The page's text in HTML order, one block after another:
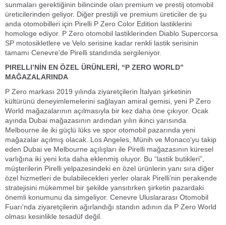
sunmaları gerektiğinin bilincinde olan premium ve prestij otomobil
üreticilerinden geliyor. Diğer prestijli ve premium üreticiler de şu
anda otomobilleri için Pirelli P Zero Color Edition lastiklerini
homologe ediyor. P Zero otomobil lastiklerinden Diablo Supercorsa
SP motosikletlere ve Velo serisine kadar renkli lastik serisinin
tamamı Cenevre’de Pirelli standında sergileniyor.
PIRELLI’NİN EN ÖZEL ÜRÜNLERİ, “P ZERO WORLD”
MAĞAZALARINDA
P Zero markası 2019 yılında ziyaretçilerin İtalyan şirketinin
kültürünü deneyimlemelerini sağlayan amiral gemisi, yeni P Zero
World mağazalarının açılmasıyla bir kez daha öne çıkıyor. Ocak
ayında Dubai mağazasının ardından yılın ikinci yarısında
Melbourne ile iki güçlü lüks ve spor otomobil pazarında yeni
mağazalar açılmış olacak. Los Angeles, Münih ve Monaco'yu takip
eden Dubai ve Melbourne açılışları ile Pirelli mağazasının küresel
varlığına iki yeni kıta daha eklenmiş oluyor. Bu “lastik butikleri”,
müşterilerin Pirelli yelpazesindeki en özel ürünlerin yanı sıra diğer
özel hizmetleri de bulabilecekleri yerler olarak Pirelli’nin perakende
stratejisini mükemmel bir şekilde yansıtırken şirketin pazardaki
önemli konumunu da simgeliyor. Cenevre Uluslararası Otomobil
Fuarı'nda ziyaretçilerin ağırlandığı standın adının da P Zero World
olması kesinlikle tesadüf değil.